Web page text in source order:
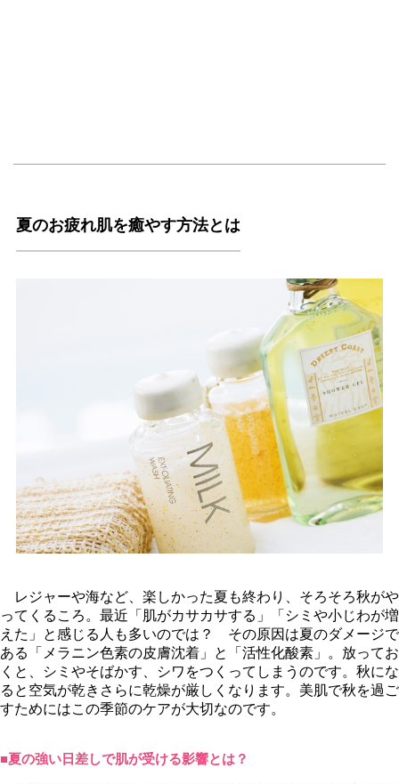
夏のお疲れ肌を癒やす方法とは
レジャーや海など、楽しかった夏も終わり、そろそろ秋が
ってくるころ。最近「肌がカサカサする」「シミや小じわが増
えた」と感じる人も多いのでは？ その原因は夏のダメージで
ある「メラニン色素の皮膚沈着」と「活性化酸素」。放ってお
くと、シミやそばかす、シワをつくってしまうのです。秋にな
ると空気が乾きさらに乾燥が厳しくなります。美肌で秋を過ご
すためにはこの季節のケアが大切なのです。
■夏の強い日差しで肌が受ける影響とは？